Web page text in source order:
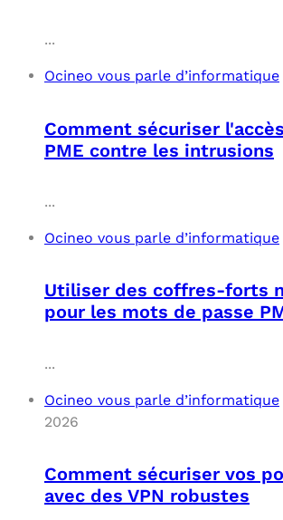
...
Ocineo vous parle d’informatique
Comment sécuriser
PME contre les intrusions
...
Ocineo vous parle d’informatique
Utiliser des coffres-forts
pour les mots de passe
...
Ocineo vous parle d’informatique
2026
Comment sécuriser vos
avec des VPN robustes